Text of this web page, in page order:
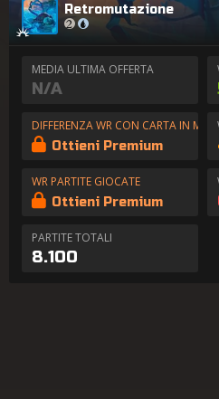
Retromutazione
MEDIA ULTIMA OFFERTA
N/A
DIFFERENZA WR CON CARTA IN
Ottieni Premium
WR PARTITE GIOCATE
Ottieni Premium
PARTITE TOTALI
8.100